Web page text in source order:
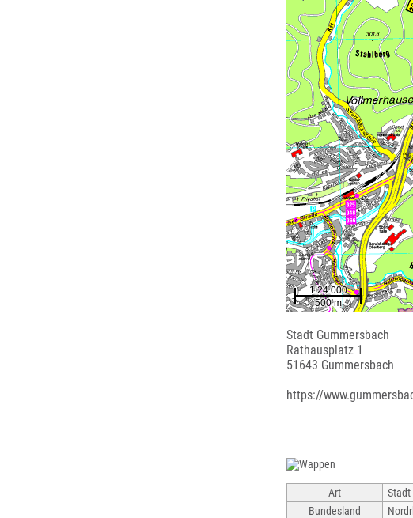
Stadt Gummersbach
Rathausplatz 1
51643 Gummersbach
https://
Art
Stadt
Bundesland